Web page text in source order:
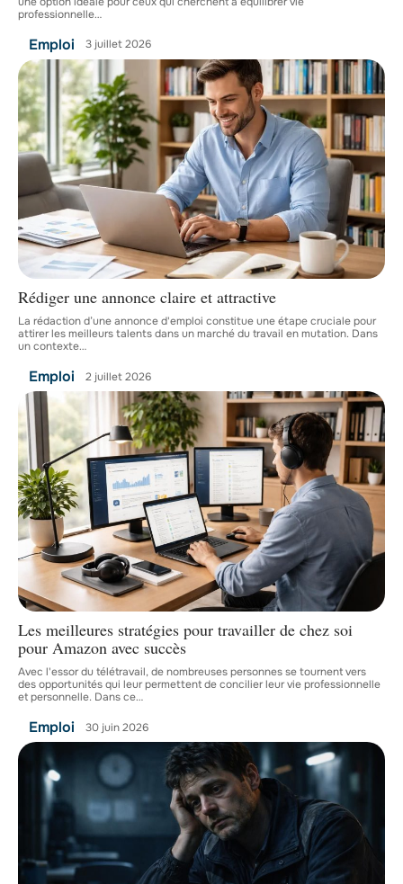
professionnelle…
Emploi 3 juillet 2026
Rédiger une annonce claire et attractive
La rédaction d’une annonce d'emploi constitue une étape cruciale pour
attirer les meilleurs talents dans un marché du travail en mutation. Dans
un contexte…
Emploi 2 juillet 2026
Les meilleures stratégies pour travailler de chez soi
pour Amazon avec succès
Avec l'essor du télétravail, de nombreuses personnes se tournent vers
des opportunités qui leur permettent de concilier leur vie professionnelle
et personnelle. Dans ce…
Emploi 30 juin 2026